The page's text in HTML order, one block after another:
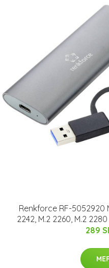
Renkforce RF-5052920
2242, M.2 2260, M.2
289